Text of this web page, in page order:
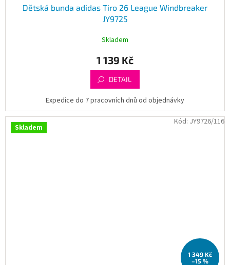
Dětská bunda adidas Tiro 26 League Windbreaker
JY9725
Skladem
1 139 Kč
DETAIL
Expedice do 7 pracovních dnů od objednávky
Skladem
1 349 Kč
–15 %
Kód: JY9726/116